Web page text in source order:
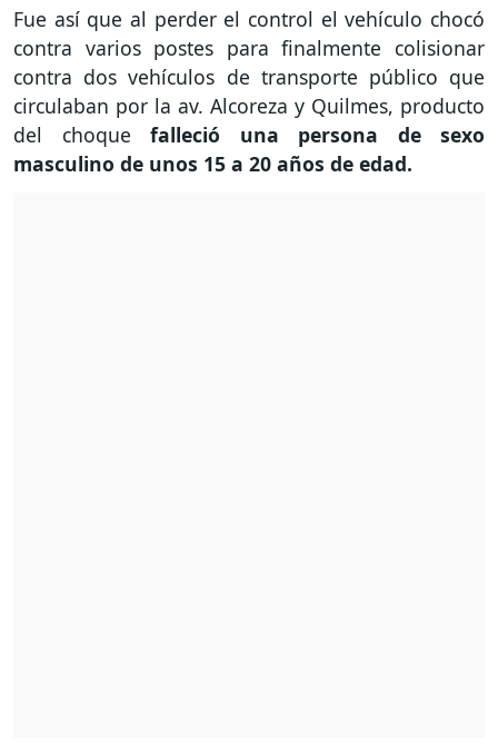
Fue así que al perder el control el vehículo chocó
contra varios postes para finalmente colisionar
contra dos vehículos de transporte público que
circulaban por la av. Alcoreza y Quilmes, producto
del choque falleció una persona de sexo
masculino de unos 15 a 20 años de edad.